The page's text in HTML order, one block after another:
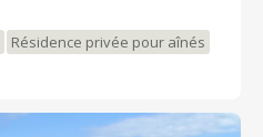
Résidence privée pour aînés